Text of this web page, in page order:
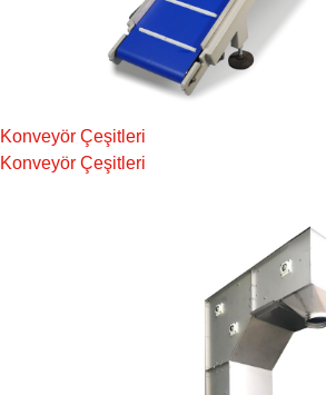
Konveyör Çeşitleri
Konveyör Çeşitleri